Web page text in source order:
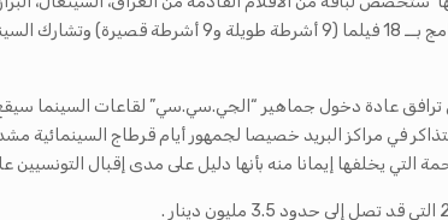
في مراكز البريد خصيصا لجمهور أيام قرطاج السينمائية
التي يخلفها إيمانا منه بأنها دليل على مدى إقبال التونسيين